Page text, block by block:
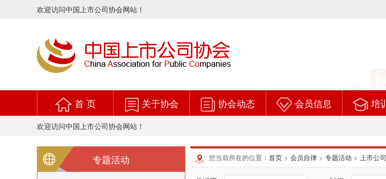
欢迎访问中国上市公司协会网站！
首 页 关于协会 协会动态 会员信息 培
欢迎访问中国上市公司协会网站！
专题活动 您当前所在的位置： 首页 > 会员自律 > 专题活动 > 上市公